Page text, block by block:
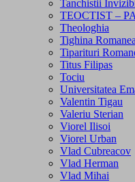
Tanchistii
TEOCTIST –
Theologhia
Tighina
Tiparituri
Titus Filipas
Tociu
Universitatea
Valentin Tigau
Valeriu Sterian
Viorel Ilisoi
Viorel Urban
Vlad Cubreacov
Vlad Herman
Vlad Mihai